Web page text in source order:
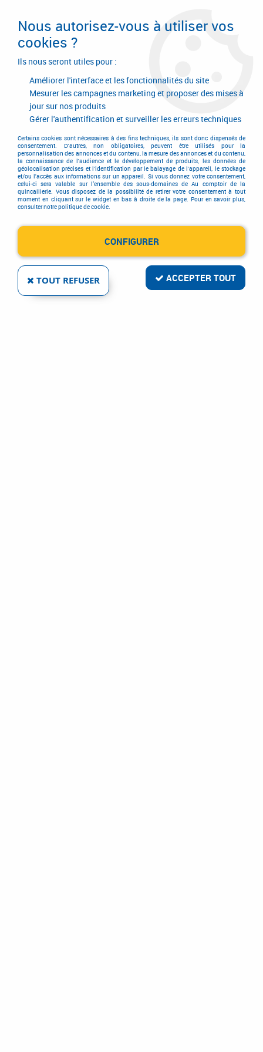
95€ d'achat sur le site* Paiement en 4x
avec Paypal
Accueil>Quincaillerie générale de bâtiment
Anneau et accessoire
Anneau et accessoire
Anneau d'écurie
Nous autorisez-vous à utiliser vos
cookies ?
Ils nous seront utiles pour :
Améliorer l'interface et les fonctionnalités du site
Mesurer les campagnes marketing et proposer des mises à
jour sur nos produits
Gérer l'authentification et surveiller les erreurs techniques
Certains cookies sont nécessaires à des fins techniques, ils sont donc dispensés de
consentement. D'autres, non obligatoires, peuvent être utilisés pour la
personnalisation des annonces et du contenu, la mesure des annonces et du contenu,
la connaissance de l'audience et le développement de produits, les données de
géolocalisation précises et l'identification par le balayage de l'appareil, le stockage
et/ou l'accès aux informations sur un appareil. Si vous donnez votre consentement,
celui-ci sera valable sur l’ensemble des sous-domaines de Au comptoir de la
quincaillerie. Vous disposez de la possibilité de retirer votre consentement à tout
moment en cliquant sur le widget en bas à droite de la page. Pour en savoir plus,
consulter notre politique de cookie.
CONFIGURER
TOUT REFUSER ACCEPTER TOUT